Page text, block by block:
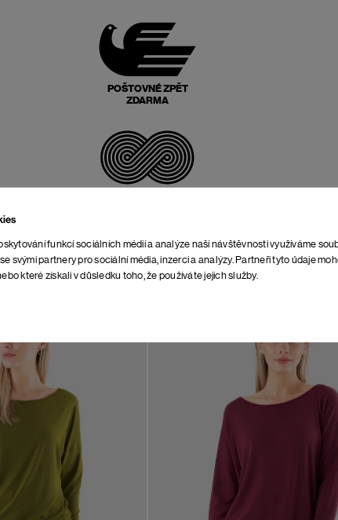
funkcí sociálních médií a analýze naší návštěvnosti využíváme
svými partnery pro sociální média, inzerci a analýzy. Partneři tyto údaje
které získali v důsledku toho, že používáte jejich služby.
POŠTOVNÉ ZPĚT
ZDARMA